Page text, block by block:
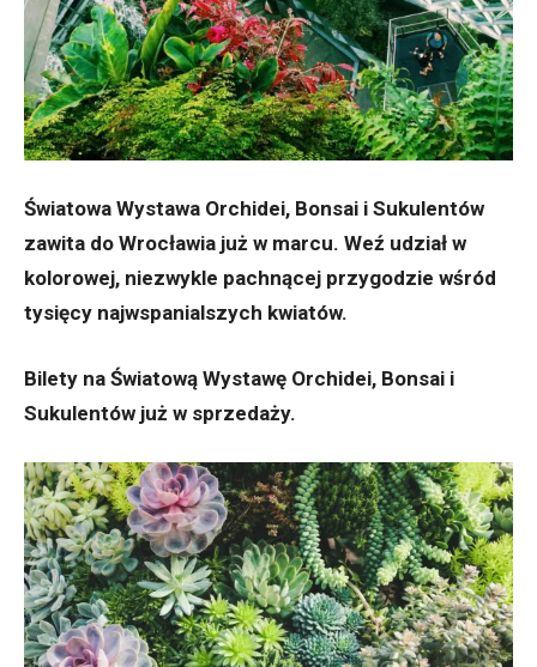
Światowa Wystawa Orchidei, Bonsai i Sukulentów
zawita do Wrocławia już w marcu. Weź udział w
kolorowej, niezwykle pachnącej przygodzie wśród
tysięcy najwspanialszych kwiatów.
Bilety na Światową Wystawę Orchidei, Bonsai i
Sukulentów już w sprzedaży.